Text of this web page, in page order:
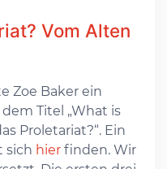
Vom Alten
Zoe Baker ein
Titel „What is
Proletariat?“. Ein
sich hierfinden. Wir